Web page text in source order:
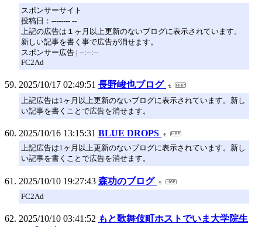
スポンサーサイト
投稿日：-------- --
上記の広告は１ヶ月以上更新のないブログに表示されています。
新しい記事を書く事で広告が消せます。
スポンサー広告 | --:--:--
FC2Ad
2025/10/17 02:49:51 長野峻也ブログ
上記広告は1ヶ月以上更新のないブログに表示されています。新し
い記事を書くことで広告を消せます。
2025/10/16 13:15:31 BLUE DROPS
上記広告は1ヶ月以上更新のないブログに表示されています。新し
い記事を書くことで広告を消せます。
2025/10/10 19:27:43 森功のブログ
FC2Ad
2025/10/10 03:41:52 もと歌舞伎町ホストでいま大学院生